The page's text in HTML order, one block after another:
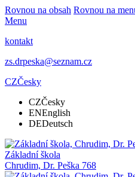
Rovnou na obsah Rovnou na
Menu
kontakt
zs.drpeska@seznam.cz
CZČesky
CZČesky
ENEnglish
DEDeutsch
Základní škola
Chrudim, Dr. Peška 768